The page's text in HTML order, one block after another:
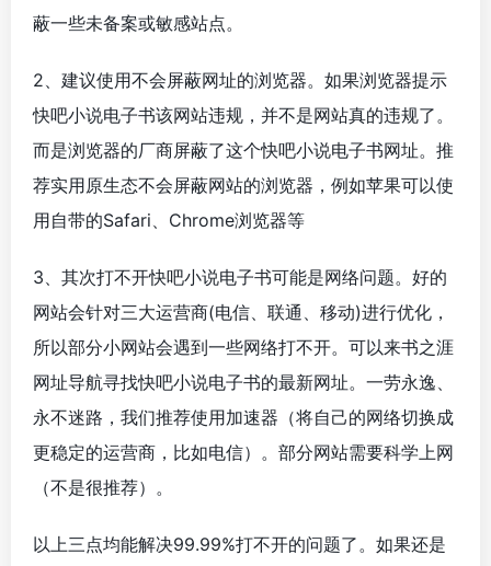
蔽一些未备案或敏感站点。
2、建议使用不会屏蔽网址的浏览器。如果浏览器提示
快吧小说电子书该网站违规，并不是网站真的违规了。
而是浏览器的厂商屏蔽了这个快吧小说电子书网址。推
荐实用原生态不会屏蔽网站的浏览器，例如苹果可以使
用自带的Safari、Chrome浏览器等
3、其次打不开快吧小说电子书可能是网络问题。好的
网站会针对三大运营商(电信、联通、移动)进行优化，
所以部分小网站会遇到一些网络打不开。可以来书之涯
网址导航寻找快吧小说电子书的最新网址。一劳永逸、
永不迷路，我们推荐使用加速器（将自己的网络切换成
更稳定的运营商，比如电信）。部分网站需要科学上网
（不是很推荐）。
以上三点均能解决99.99%打不开的问题了。如果还是